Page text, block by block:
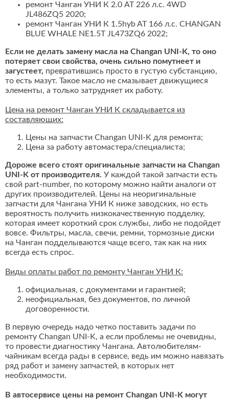
ремонт Чанган УНИ К 2.0 AT 226 л.с. 4WD
JL486ZQ5 2020;
ремонт Чанган УНИ К 1.5hyb AT 166 л.с. CHANGAN
BLUE WHALE NE1.5T JL473ZQ6 2022;
Если не делать замену масла на Changan UNI-K, то оно
потеряет свои свойства, очень сильно помутнеет и
загустеет, превратившись просто в густую субстанцию,
то есть мазут. Такое масло не смазывает движущиеся
элементы, а только затрудняет их работу.
Цена на ремонт Чанган УНИ К складывается из
составляющих:
Цены на запчасти Changan UNI-K для ремонта;
Цена за работу автомастера/специалиста;
Дороже всего стоят оригинальные запчасти на Changan
UNI-K от производителя. У каждой такой запчасти есть
свой part-number, по которому можно найти аналоги от
других производителей. Цены на неоригинальные
запчасти для Чангана УНИ К ниже заводских, но есть
вероятность получить низкокачественную подделку,
которая имеет короткий срок службы, либо не подойдет
вовсе. Фильтры, масла, свечи, ремни, тормозные диски
на Чанган подделываются чаще всего, так как на них
всегда есть спрос.
Виды оплаты работ по ремонту Чанган УНИ К:
официальная, с документами и гарантией;
неофициальная, без документов, по личной
договоренности.
В первую очередь надо четко поставить задачи по
ремонту Changan UNI-K, а если проблемы не очевидны,
то провести диагностику Чангана. Автолюбителям-
чайникам всегда рады в сервисе, ведь им можно навязать
ряд работ и замену запчастей, в которых нет
необходимости.
В автосервисе цены на ремонт Changan UNI-K могут